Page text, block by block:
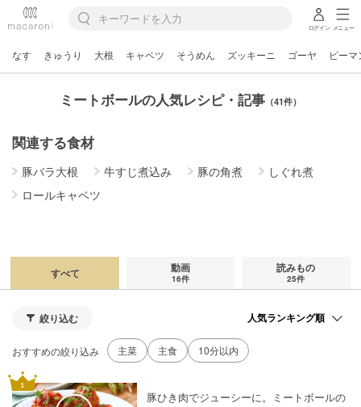
ログイン メニュー
なす きゅうり 大根 キャベツ そうめん ズッキーニ ゴーヤ ピーマ
ミートボールの人気レシピ・記事 （41件）
関連する食材
豚バラ大根 牛すじ煮込み 豚の角煮
しぐれ煮
ロールキャベツ
すべて 動画
16件
読みもの
25件
絞り込む
おすすめの絞り込み 主菜 主食 10分以内
豚ひき肉でジューシーに。ミートボールの